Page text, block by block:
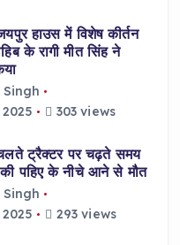
हाउस में विशेष कीर्तन
के रागी मीत सिंह ने
303 views
ट्रैक्टर पर चढ़ते समय
पहिए के नीचे आने से मौत
293 views